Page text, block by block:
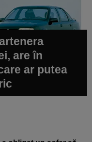
are în
ar putea